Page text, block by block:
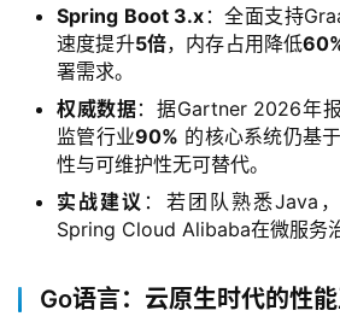
Spring Boot 3.x ：全面支持
速度提升5倍，内存占用降低
署需求。
权威数据：据Gartner 2026年
监管行业90% 的核心系统仍基
性与可维护性无可替代。
实战建议 ：若团队熟悉Java
Spring Cloud Alibaba在微服务
Go语言：云原生时代的性